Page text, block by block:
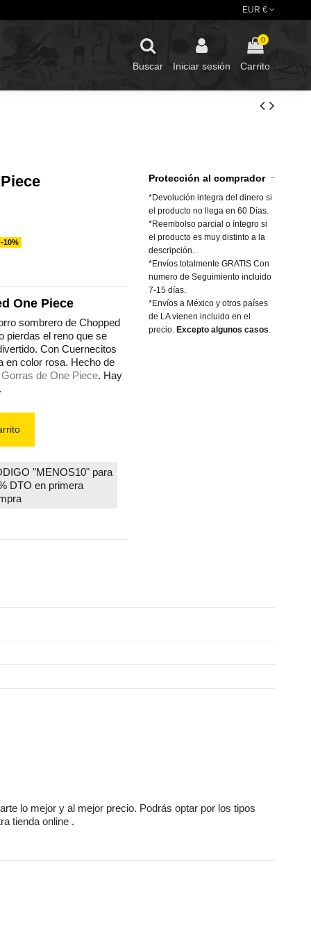
EUR €
Buscar Iniciar sesión
0
Carrito
-10%
One Piece
sombrero de Chopped
pierdas el reno que se
Con Cuernecitos
en color rosa. Hecho de
Gorras de One Piece. Hay
"MENOS10" para
DTO en primera
Protección al comprador
*Devolución integra del dinero si
el producto no llega en 60 Días.
*Reembolso parcial o íntegro si
el producto es muy distinto a la
descripción.
*Envíos totalmente GRATIS Con
numero de Seguimiento incluido
7-15 días.
*Envíos a México y otros países
de LA vienen incluido en el
precio.Excepto algunos casos
lo mejor y al mejor precio. Podrás optar por los tipos
tienda online .